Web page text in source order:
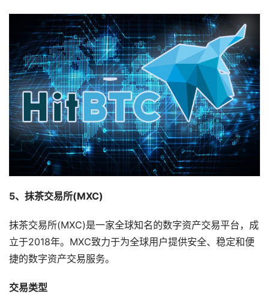
5、抹茶交易所(MXC)
抹茶交易所(MXC)是一家全球知名的数字资产交易平台，成
立于2018年。MXC致力于为全球用户提供安全、稳定和便
捷的数字资产交易服务。
交易类型